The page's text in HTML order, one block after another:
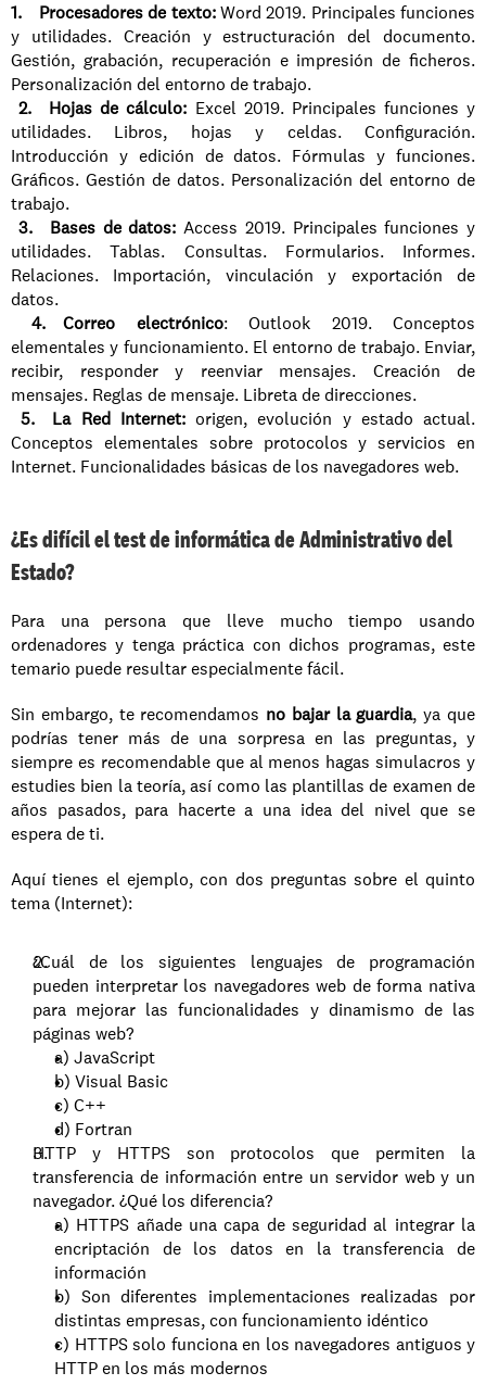
1. Procesadores de texto: Word 2019. Principales funciones
y utilidades. Creación y estructuración del documento.
Gestión, grabación, recuperación e impresión de ficheros.
Personalización del entorno de trabajo.
2. Hojas de cálculo: Excel 2019. Principales funciones y
utilidades. Libros, hojas y celdas. Configuración.
Introducción y edición de datos. Fórmulas y funciones.
Gráficos. Gestión de datos. Personalización del entorno de
trabajo.
3. Bases de datos: Access 2019. Principales funciones y
utilidades. Tablas. Consultas. Formularios. Informes.
Relaciones. Importación, vinculación y exportación de
datos.
4. Correo electrónico: Outlook 2019. Conceptos
elementales y funcionamiento. El entorno de trabajo. Enviar,
recibir, responder y reenviar mensajes. Creación de
mensajes. Reglas de mensaje. Libreta de direcciones.
5. La Red Internet: origen, evolución y estado actual.
Conceptos elementales sobre protocolos y servicios en
Internet. Funcionalidades básicas de los navegadores web.
¿Es difícil el test de informática de Administrativo del
Estado?
Para una persona que lleve mucho tiempo usando
ordenadores y tenga práctica con dichos programas, este
temario puede resultar especialmente fácil.
Sin embargo, te recomendamos no bajar la guardia, ya que
podrías tener más de una sorpresa en las preguntas, y
siempre es recomendable que al menos hagas simulacros y
estudies bien la teoría, así como las plantillas de examen de
años pasados, para hacerte a una idea del nivel que se
espera de ti.
Aquí tienes el ejemplo, con dos preguntas sobre el quinto
tema (Internet):
¿Cuál de los siguientes lenguajes de programación
pueden interpretar los navegadores web de forma nativa
para mejorar las funcionalidades y dinamismo de las
páginas web?
a) JavaScript
b) Visual Basic
c) C++
d) Fortran
HTTP y HTTPS son protocolos que permiten la
transferencia de información entre un servidor web y un
navegador. ¿Qué los diferencia?
a) HTTPS añade una capa de seguridad al integrar la
encriptación de los datos en la transferencia de
información
b) Son diferentes implementaciones realizadas por
distintas empresas, con funcionamiento idéntico
c) HTTPS solo funciona en los navegadores antiguos y
HTTP en los más modernos